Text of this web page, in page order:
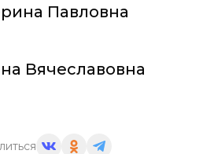
Павловна
Вячеславовна